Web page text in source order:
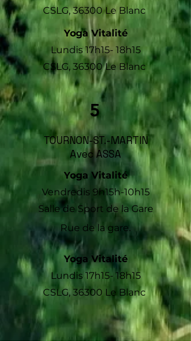
CSLG,36300 Le Blanc
Yoga Vitalité
Lundis 17h15- 18h15
CSLG, 36300 Le Blanc
5
TOURNON-ST.-MARTIN
Avec ASSA
Yoga Vitalité
Vendredis 9h15h-10h15
Salle de Sport de la Gare
Rue de la gare.
Yoga Vitalité
Lundis 17h15- 18h15
CSLG, 36300 Le Blanc